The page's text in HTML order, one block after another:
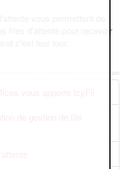
vous permettent de
files d’attente pour recevoir
c'est leur tour.
vous apporte IzyFil
de gestion de file